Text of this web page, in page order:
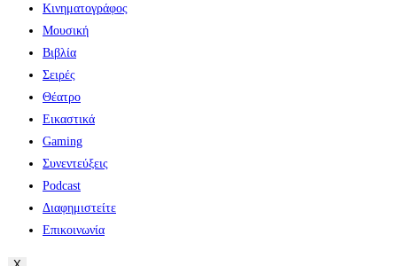
Κινηματογράφος
Μουσική
Βιβλία
Σειρές
Θέατρο
Εικαστικά
Gaming
Συνεντεύξεις
Podcast
Διαφημιστείτε
Επικοινωνία